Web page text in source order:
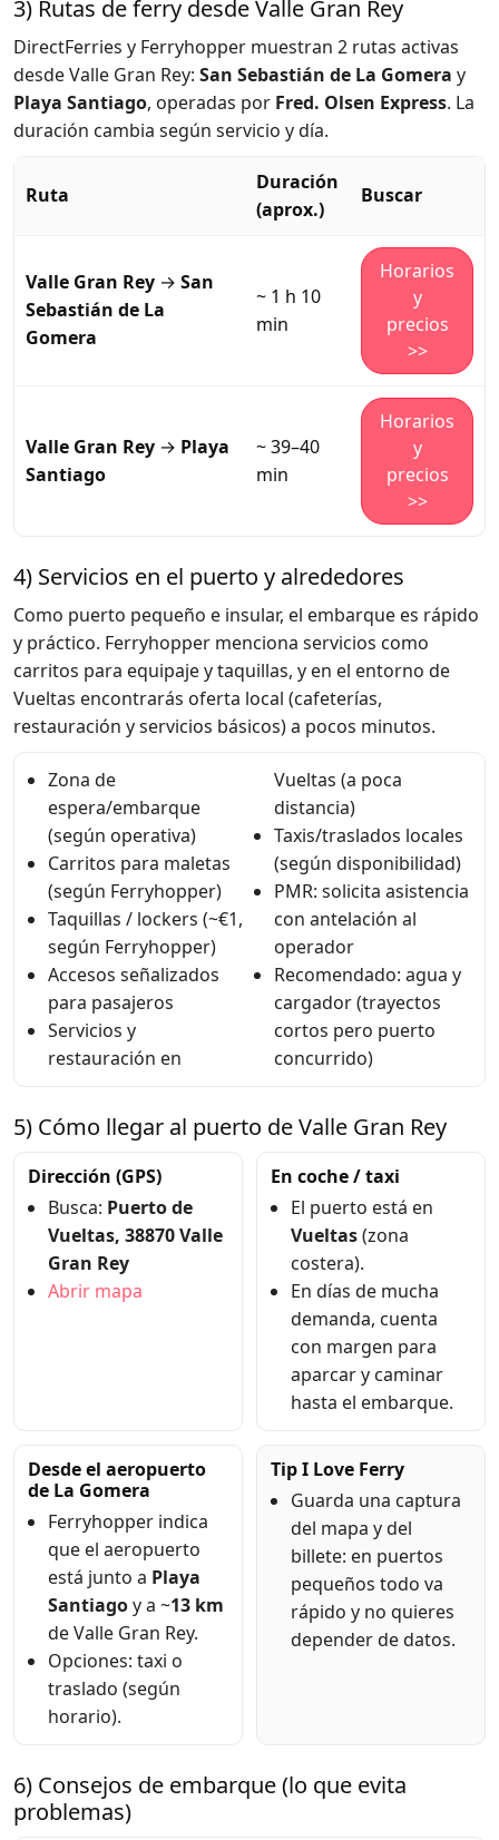
3) Rutas de ferry desde Valle Gran Rey
DirectFerries y Ferryhopper muestran 2 rutas activas
desde Valle Gran Rey: San Sebastián de La Gomera y
Playa Santiago, operadas por Fred. Olsen Express. La
duración cambia según servicio y día.
Ruta
Duración
(aprox.)
Buscar
Valle Gran Rey → San
Sebastián de La
Gomera
~ 1 h 10
min
Horarios
y
precios
>>
Valle Gran Rey → Playa
Santiago
~ 39–40
min
Horarios
y
precios
>>
4) Servicios en el puerto y alrededores
Como puerto pequeño e insular, el embarque es rápido
y práctico. Ferryhopper menciona servicios como
carritos para equipaje y taquillas, y en el entorno de
Vueltas encontrarás oferta local (cafeterías,
restauración y servicios básicos) a pocos minutos.
Zona de
espera/embarque
(según operativa)
Carritos para maletas
(según Ferryhopper)
Taquillas / lockers (~€1,
según Ferryhopper)
Accesos señalizados
para pasajeros
Servicios y
restauración en
Vueltas (a poca
distancia)
Taxis/traslados locales
(según disponibilidad)
PMR: solicita asistencia
con antelación al
operador
Recomendado: agua y
cargador (trayectos
cortos pero puerto
concurrido)
5) Cómo llegar al puerto de Valle Gran Rey
Dirección (GPS)
Busca: Puerto de
Vueltas, 38870 Valle
Gran Rey
Abrir mapa
En coche / taxi
El puerto está en
Vueltas(zona
costera).
En días de mucha
demanda, cuenta
con margen para
aparcar y caminar
hasta el embarque.
Desde el aeropuerto
de La Gomera
Ferryhopper indica
que el aeropuerto
está junto a Playa
Santiagoy a ~13 km
de Valle Gran Rey.
Opciones: taxi o
traslado (según
horario).
Tip I Love Ferry
Guarda una captura
del mapa y del
billete: en puertos
pequeños todo va
rápido y no quieres
depender de datos.
6) Consejos de embarque (lo que evita
problemas)